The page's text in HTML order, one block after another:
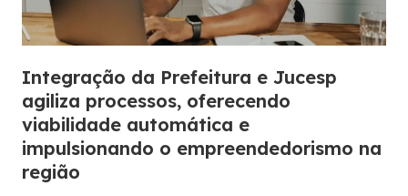
Integração da Prefeitura e Jucesp
agiliza processos, oferecendo
viabilidade automática e
impulsionando o empreendedorismo na
região